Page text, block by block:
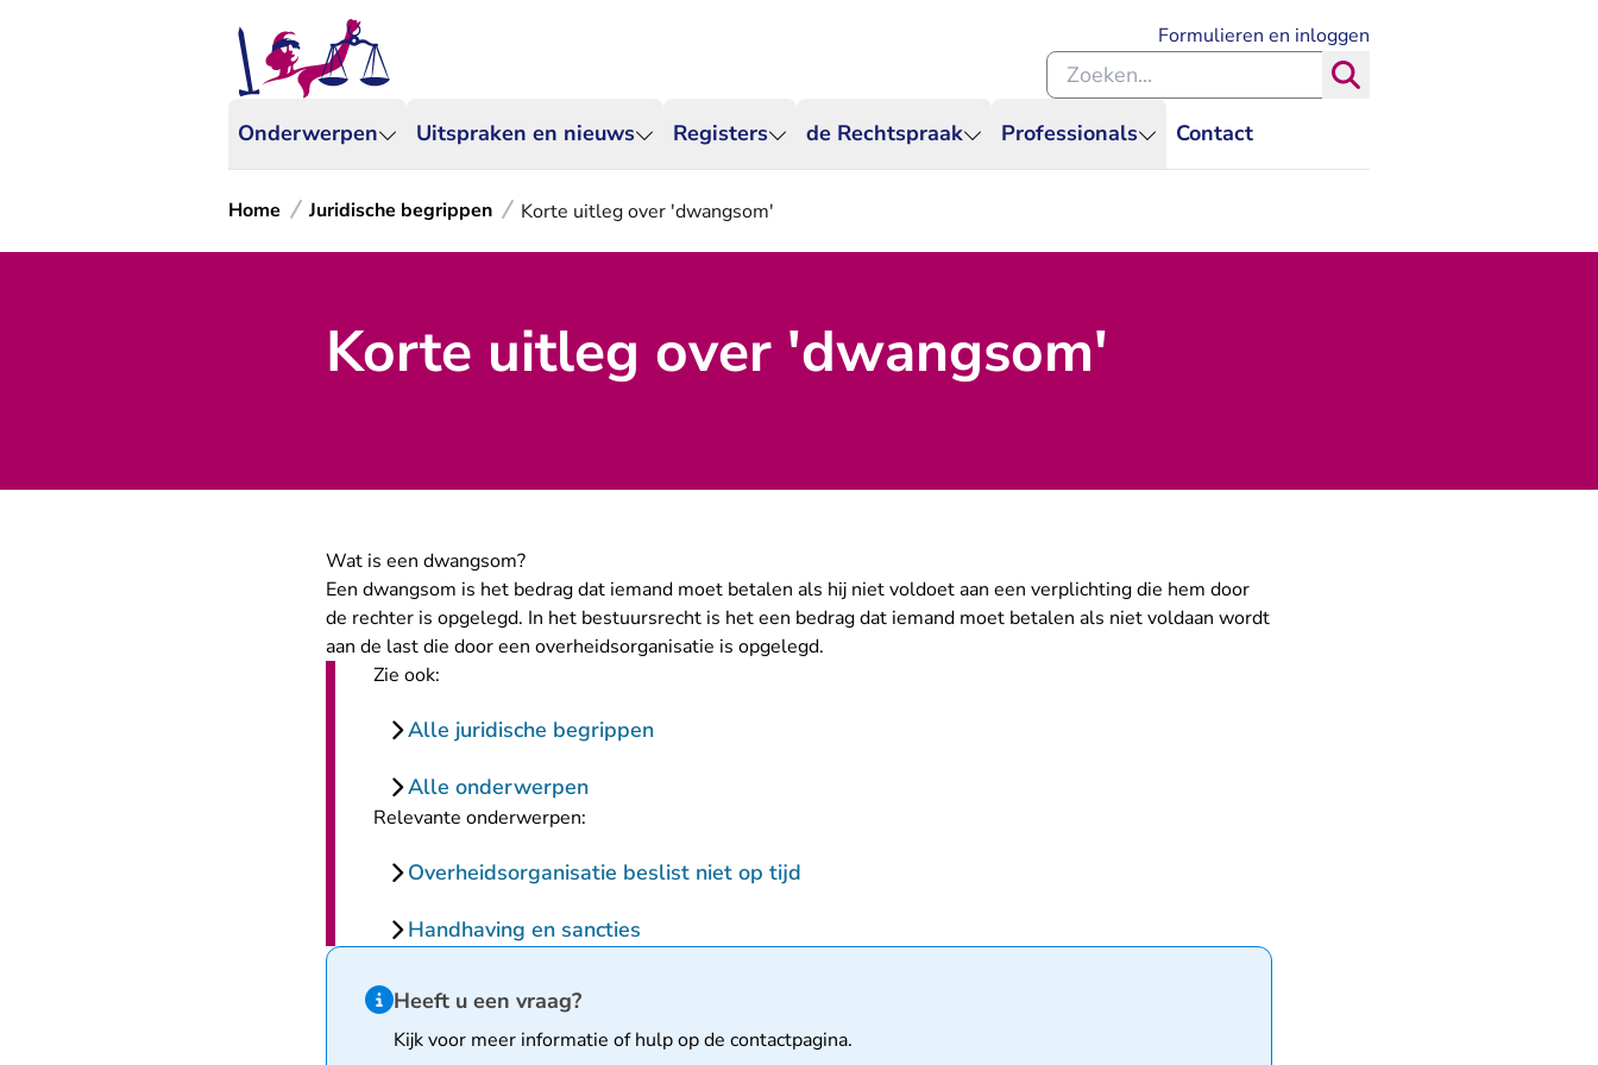
Onderwerpen Uitspraken en nieuws Registers de Rechtspraak Professionals Contact
Formulieren en inloggen
Zoeken binnen de Rechtspraak
Home Juridische begrippen Korte uitleg over 'dwangsom'
Korte uitleg over 'dwangsom'
Wat is een dwangsom?
Een dwangsom is het bedrag dat iemand moet betalen als hij niet voldoet aan een verplichting die hem door
de rechter is opgelegd. In het bestuursrecht is het een bedrag dat iemand moet betalen als niet voldaan wordt
aan de last die door een overheidsorganisatie is opgelegd.
Zie ook:
Alle juridische begrippen
Alle onderwerpen
Relevante onderwerpen:
Overheidsorganisatie beslist niet op tijd
Handhaving en sancties
Hint van type informatie
Heeft u een vraag?
Kijk voor meer informatie of hulp op de contactpagina.